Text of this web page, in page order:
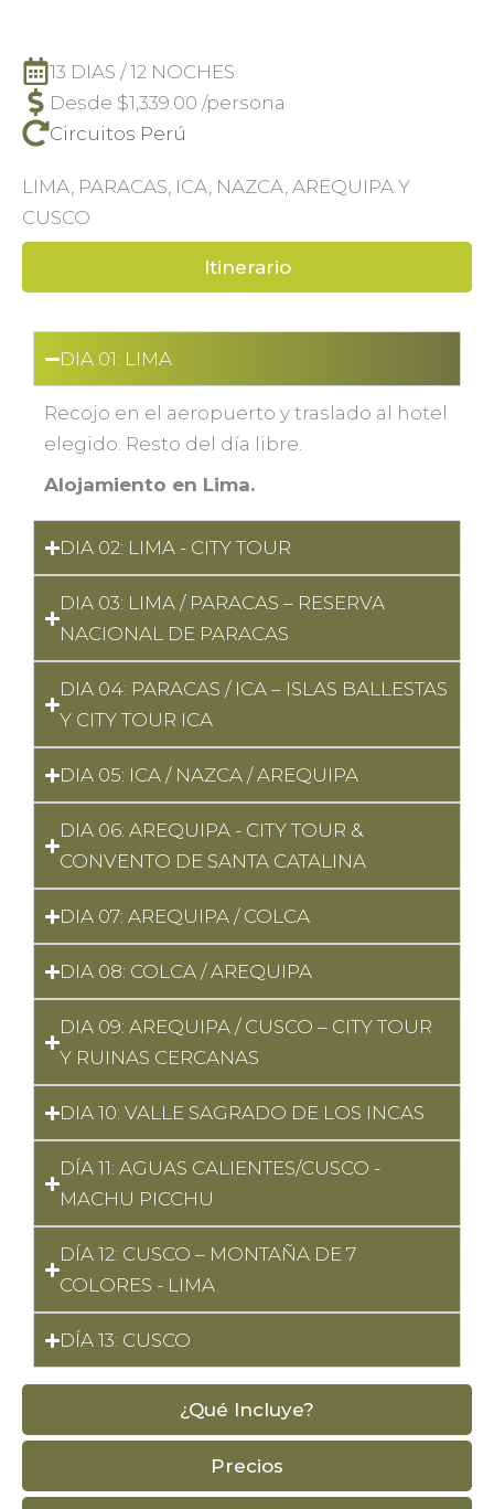
13 DIAS / 12 NOCHES
Desde $1,339.00 /persona
Circuitos Perú
LIMA, PARACAS, ICA, NAZCA, AREQUIPA Y
CUSCO
Itinerario
¿Qué Incluye?
Precios
DIA 01: LIMA
Recojo en el aeropuerto y traslado al hotel
elegido. Resto del día libre.
Alojamiento en Lima.
DIA 02: LIMA - CITY TOUR
DIA 03: LIMA / PARACAS – RESERVA
NACIONAL DE PARACAS
DIA 04: PARACAS / ICA – ISLAS BALLESTAS
Y CITY TOUR ICA
DIA 05: ICA / NAZCA / AREQUIPA
DIA 06: AREQUIPA - CITY TOUR &
CONVENTO DE SANTA CATALINA
DIA 07: AREQUIPA / COLCA
DIA 08: COLCA / AREQUIPA
DIA 09: AREQUIPA / CUSCO – CITY TOUR
Y RUINAS CERCANAS
DIA 10: VALLE SAGRADO DE LOS INCAS
DÍA 11: AGUAS CALIENTES/CUSCO -
MACHU PICCHU
DÍA 12: CUSCO – MONTAÑA DE 7
COLORES - LIMA
DÍA 13: CUSCO